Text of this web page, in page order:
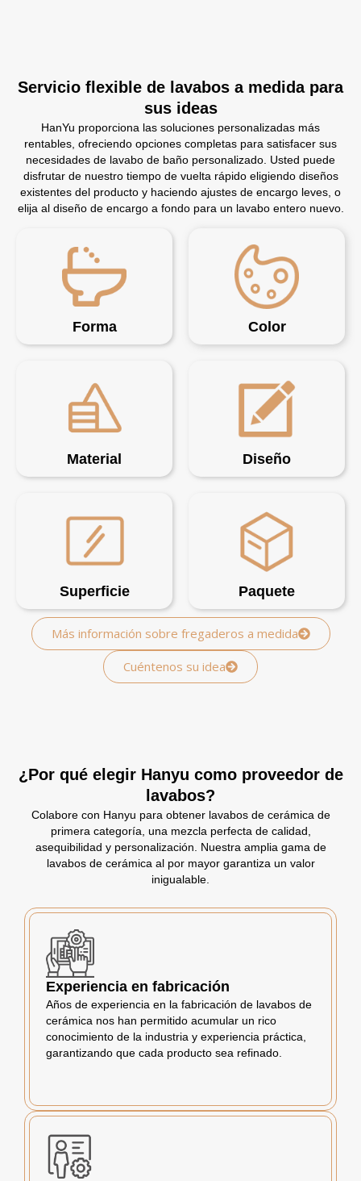
Servicio flexible de lavabos a medida para
sus ideas
HanYu proporciona las soluciones personalizadas más
rentables, ofreciendo opciones completas para satisfacer sus
necesidades de lavabo de baño personalizado. Usted puede
disfrutar de nuestro tiempo de vuelta rápido eligiendo diseños
existentes del producto y haciendo ajustes de encargo leves, o
elija al diseño de encargo a fondo para un lavabo entero nuevo.
Forma Color
Material Diseño
Superficie Paquete
Más información sobre fregaderos a medida
Cuéntenos su idea
¿Por qué elegir Hanyu como proveedor de
lavabos?
Colabore con Hanyu para obtener lavabos de cerámica de
primera categoría, una mezcla perfecta de calidad,
asequibilidad y personalización. Nuestra amplia gama de
lavabos de cerámica al por mayor garantiza un valor
inigualable.
Experiencia en fabricación
Años de experiencia en la fabricación de lavabos de
cerámica nos han permitido acumular un rico
conocimiento de la industria y experiencia práctica,
garantizando que cada producto sea refinado.